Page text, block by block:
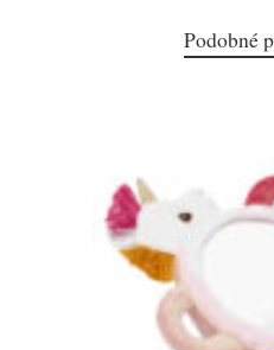
Podobné